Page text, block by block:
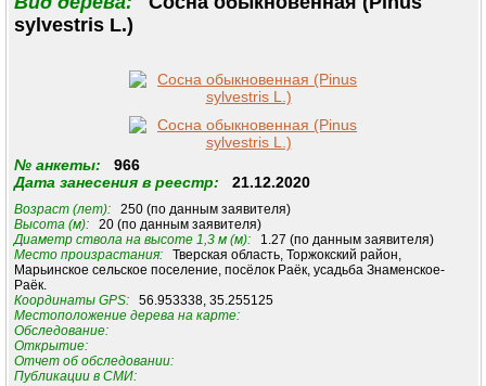
sylvestris L.)
№ анкеты: 966
Дата занесения в реестр: 21.12.2020
Возраст (лет):250 (по данным заявителя)
Высота (м):20 (по данным заявителя)
Диаметр ствола на высоте 1,3 м (м):1.27 (по данным заявителя)
Место произрастания:Тверская область, Торжокский район,
Марьинское сельское поселение, посёлок Раёк, усадьба Знаменское-
Раёк.
Координаты GPS:56.953338, 35.255125
Местоположение дерева на карте:
Обследование:
Открытие:
Отчет об обследовании:
Публикации в СМИ: